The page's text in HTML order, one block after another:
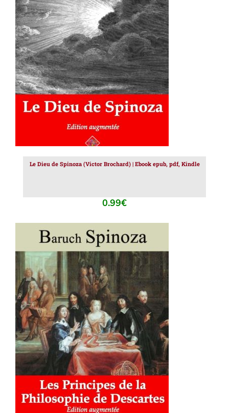
AJOUTER AU PANIER / DÉTAILS
Le Dieu de Spinoza (Victor Brochard) | Ebook epub, pdf, Kindle
0.99€
AJOUTER AU PANIER / DÉTAILS